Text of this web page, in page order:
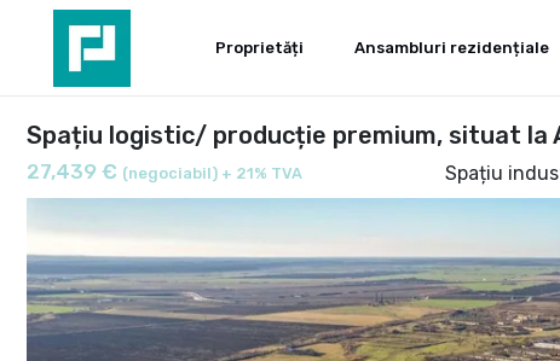
Proprietăți Ansambluri rezidențiale
Spațiu logistic/ producție premium, situat la
27,439 € (negociabil) + 21% TVA Spațiu